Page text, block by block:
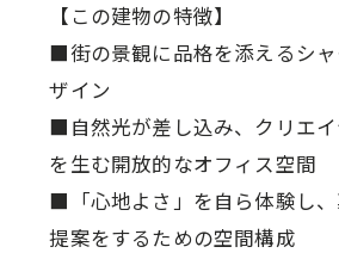
【この建物の特徴】
■街の景観に品格を添えるシ
ザイン
■自然光が差し込み、クリエ
を生む開放的なオフィス空間
■「心地よさ」を自ら体験し
提案をするための空間構成